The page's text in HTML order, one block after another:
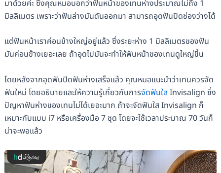
มาด้วยค่ะ ซึ่งคุณหมอบอกว่าฟันหน้าของเทนห่างประมาณไม่ถึง 1
มิลลิเมตร เพราะว่าฟันล่างมันดันออกมา สามารถอุดฟันปิดช่องว่างได้
แต่ฟันหน้าเราค่อนข้างใหญ่อยู่แล้ว ซึ่งระยะห่าง 1 มิลลิเมตรของฟัน
มันค่อนข้างเยอะเลย ถ้าอุดไปมันจะทำให้ฟันหน้าของเทนดูใหญ่ขึ้น
โดยหลังจากอุดฟันปิดฟันห่างเสร็จแล้ว คุณหมอแนะนำว่าเทนควรจัด
ฟันใหม่ โดยอธิบายและให้ความรู้เกี่ยวกับการจัดฟันใสInvisalign ซึ่ง
ปัญหาฟันห่างของเทนไม่ได้เยอะมาก ถ้าจะจัดฟันใส Invisalign ก็
เหมาะกับแบบ i7 หรือเครื่องมือ 7 ชุด โดยจะใช้เวลาประมาณ 70 วันก็
น่าจะพอแล้ว